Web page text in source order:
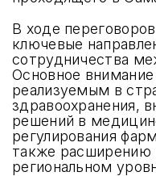
В ходе
ключевые
сотрудничества
Основное
реализуемым в
здравоохранения,
решений в
регулирования
также расширению
региональном